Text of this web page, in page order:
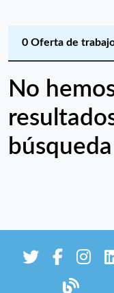
0 Oferta de
No
búsqueda